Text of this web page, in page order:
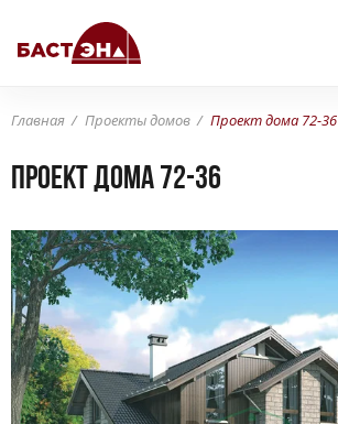
Главная Проекты домов Проект дома 72-36
Проект дома 72-36